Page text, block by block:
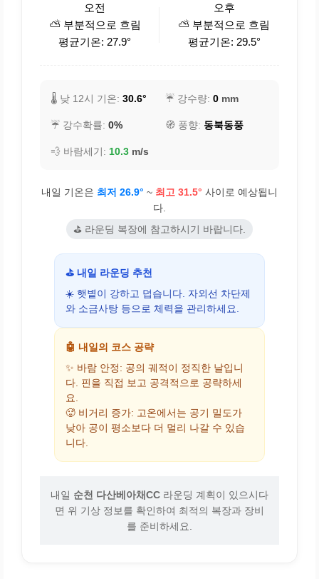
오전
⛅ 부분적으로 흐림
평균기온: 27.9°
오후
⛅ 부분적으로 흐림
평균기온: 29.5°
🌡️ 낮 12시 기온: 30.6° ☔ 강수량: 0 mm
☔ 강수확률: 0% 🧭 풍향: 동북동풍
💨 바람세기: 10.3 m/s
내일 기온은 최저 26.9° ~ 최고 31.5° 사이로 예상됩니
다.
⛳ 라운딩 복장에 참고하시기 바랍니다.
⛳ 내일 라운딩 추천
☀️ 햇볕이 강하고 덥습니다. 자외선 차단제
와 소금사탕 등으로 체력을 관리하세요.
🤖 내일의 코스 공략
✨ 바람 안정: 공의 궤적이 정직한 날입니
다. 핀을 직접 보고 공격적으로 공략하세
요.
🥵 비거리 증가: 고온에서는 공기 밀도가
낮아 공이 평소보다 더 멀리 나갈 수 있습
니다.
내일 순천 다산베아채CC 라운딩 계획이 있으시다
면 위 기상 정보를 확인하여 최적의 복장과 장비
를 준비하세요.